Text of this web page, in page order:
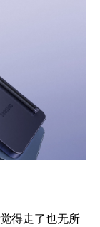
得走了也无所